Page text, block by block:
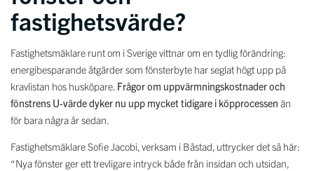
fastighetsvärde?
Fastighetsmäklare runt om i Sverige vittnar om en tydlig förändring:
energibesparande åtgärder som fönsterbyte har seglat högt upp på
kravlistan hos husköpare. Frågor om uppvärmningskostnader och
fönstrens U-värde dyker nu upp mycket tidigare i köpprocessen än
för bara några år sedan.
Fastighetsmäklare Sofie Jacobi, verksam i Båstad, uttrycker det så här:
“Nya fönster ger ett trevligare intryck både från insidan och utsidan,